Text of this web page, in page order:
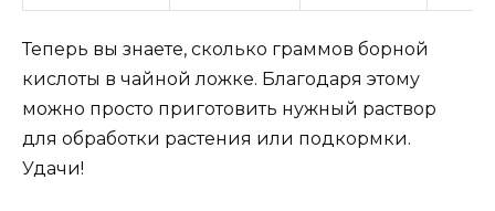
Теперь вы знаете, сколько граммов борной
кислоты в чайной ложке. Благодаря этому
можно просто приготовить нужный раствор
для обработки растения или подкормки.
Удачи!